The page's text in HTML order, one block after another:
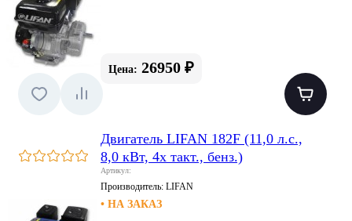
Цена: 26950 ₽
Двигатель LIFAN 182F (11,0 л.с.,
8,0 кВт, 4х такт., бенз.)
Артикул:
Производитель: LIFAN
• НА ЗАКАЗ